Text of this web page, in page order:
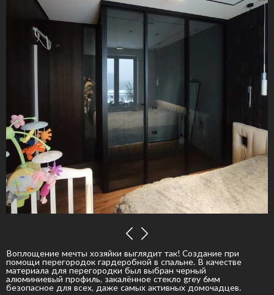
Воплощение мечты хозяйки выглядит так! Создание при
помощи перегородок гардеробной в спальне. В качестве
материала для перегородки был выбран черный
алюминиевый профиль, закалённое стекло grey 6мм
безопасное для всех, даже самых активных домочадцев.